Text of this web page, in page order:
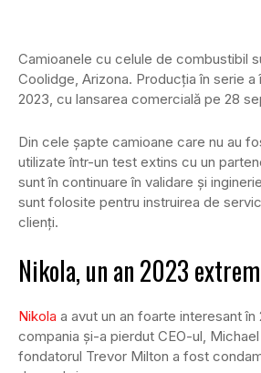
Camioanele cu celule de combustibil
Coolidge, Arizona. Producția în serie a
2023, cu lansarea comercială pe 28
Din cele șapte camioane care nu au
utilizate într-un test extins cu un
sunt în continuare în validare și
sunt folosite pentru instruirea de
clienți.
Nikola, un an 2023
Nikola a avut un an foarte interesant în
compania și-a pierdut CEO-ul,
fondatorul Trevor Milton a fost